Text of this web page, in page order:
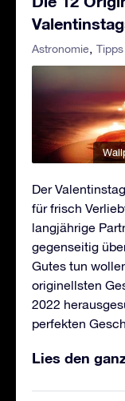
Astronomie
Der
für frisch
langjährige
gegenseitig
Gutes tun
originellsten
2022
perfekten
Lies den